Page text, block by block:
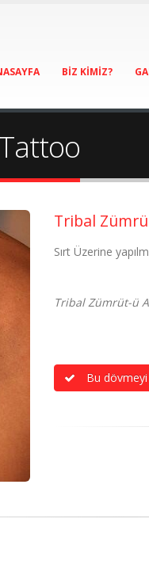
BİZ KİMİZ?
Tribal
Sırt Üzerine
Tribal Zümrüt-ü
Bu